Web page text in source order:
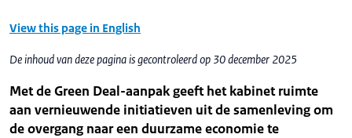
View this page in English
De inhoud van deze pagina is gecontroleerd op 30 december 2025
Met de Green Deal-aanpak geeft het kabinet ruimte
aan vernieuwende initiatieven uit de samenleving om
de overgang naar een duurzame economie te